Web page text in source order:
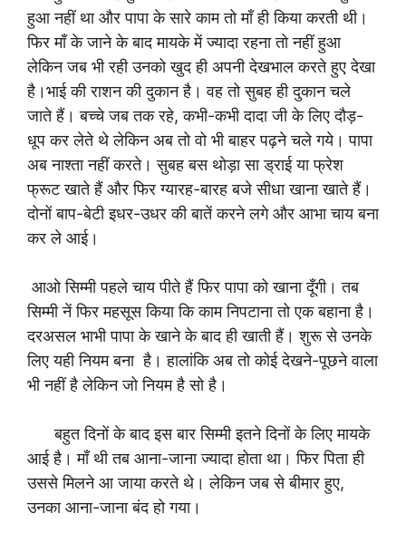
हुआ नहीं था और पापा के सारे काम तो माँ ही किया करती थी।
फिर माँ के जाने के बाद मायके में ज्यादा रहना तो नहीं हुआ
लेकिन जब भी रही उनको खुद ही अपनी देखभाल करते हुए देखा
है।भाई की राशन की दुकान है। वह तो सुबह ही दुकान चले
जाते हैं। बच्चे जब तक रहे, कभी-कभी दादा जी के लिए दौड़-
धूप कर लेते थे लेकिन अब तो वो भी बाहर पढ़ने चले गये। पापा
अब नाश्ता नहीं करते। सुबह बस थोड़ा सा ड्राई या फ्रेश
फ्रूट खाते हैं और फिर ग्यारह-बारह बजे सीधा खाना खाते हैं।
दोनों बाप-बेटी इधर-उधर की बातें करने लगे और आभा चाय बना
कर ले आई।
आओ सिम्मी पहले चाय पीते हैं फिर पापा को खाना दूँगी। तब
सिम्मी नें फिर महसूस किया कि काम निपटाना तो एक बहाना है।
दरअसल भाभी पापा के खाने के बाद ही खाती हैं। शुरू से उनके
लिए यही नियम बना है। हालांकि अब तो कोई देखने-पूछने वाला
भी नहीं है लेकिन जो नियम है सो है।
बहुत दिनों के बाद इस बार सिम्मी इतने दिनों के लिए मायके
आई है। माँ थी तब आना-जाना ज्यादा होता था। फिर पिता ही
उससे मिलने आ जाया करते थे। लेकिन जब से बीमार हुए,
उनका आना-जाना बंद हो गया।